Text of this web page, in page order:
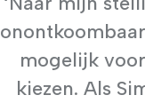
mogelijk
kiezen. Als